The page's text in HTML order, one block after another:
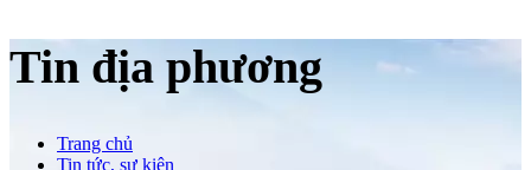
Tin địa phương
Trang chủ
Tin tức, sự kiện